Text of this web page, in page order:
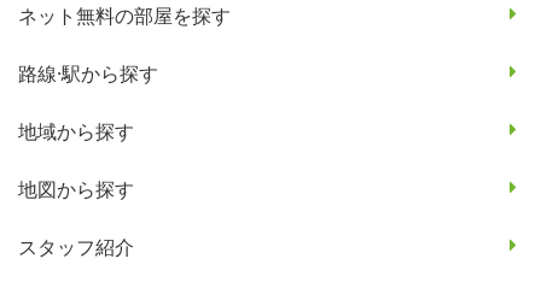
ネット無料の部屋を探す
路線·駅から探す
地域から探す
地図から探す
スタッフ紹介